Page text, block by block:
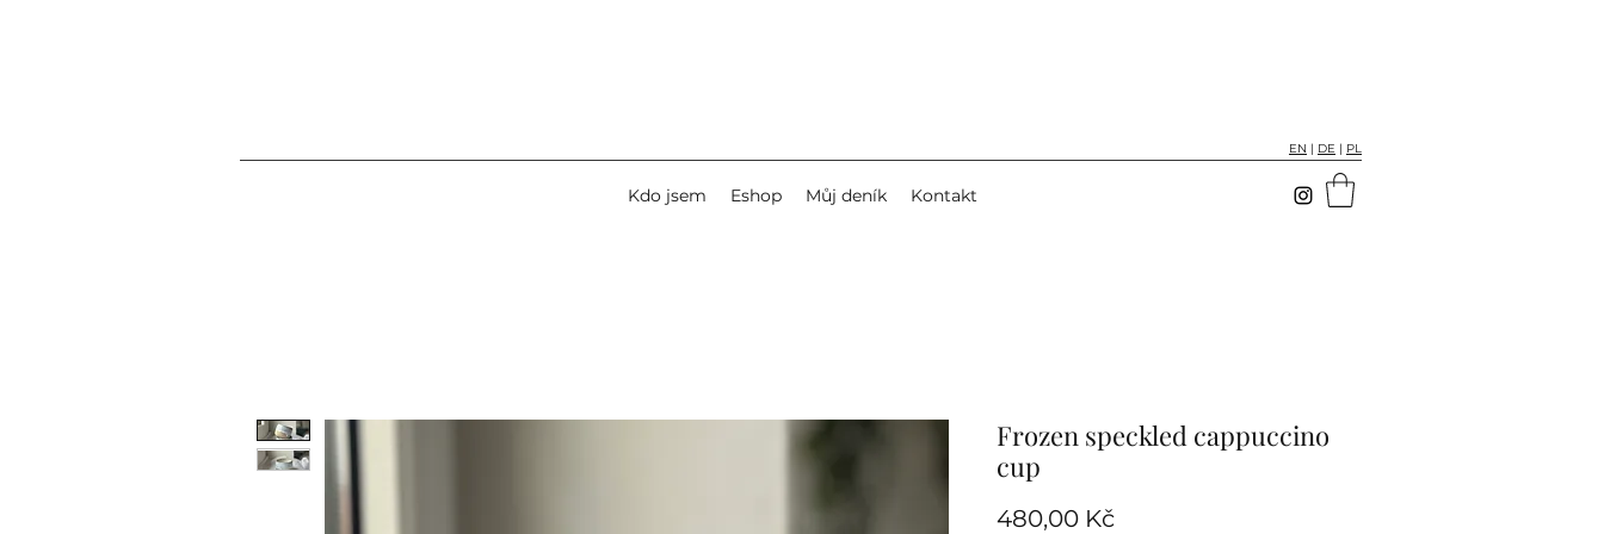
EN | DE | PL
Kdo jsem Eshop Můj deník Kontakt
Frozen speckled cappuccino
cup
480,00 KčCena